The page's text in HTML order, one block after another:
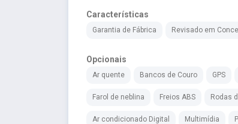
Características
Garantia de Fábrica Revisado em
Opcionais
Ar quente Bancos de Couro GPS
Farol de neblina Freios ABS Rodas
Ar condicionado Digital Multimídia